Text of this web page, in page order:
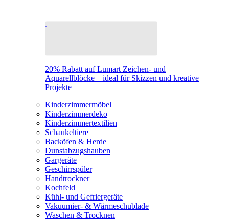
20% Rabatt auf Lumart Zeichen- und
Aquarellblöcke – ideal für Skizzen und kreative
Projekte
Kinderzimmermöbel
Kinderzimmerdeko
Kinderzimmertextilien
Schaukeltiere
Backöfen & Herde
Dunstabzugshauben
Gargeräte
Geschirrspüler
Handtrockner
Kochfeld
Kühl- und Gefriergeräte
Vakuumier- & Wärmeschublade
Waschen & Trocknen